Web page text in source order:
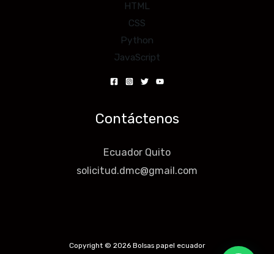
HTML
CSS
Python
JavaScript
Contáctenos
Ecuador Quito
solicitud.dmc@gmail.com
Copyright © 2026 Bolsas papel ecuador